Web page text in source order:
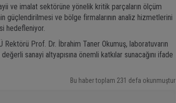
ve imalat sektörüne yönelik kritik parçaların ölçüm
güçlendirilmesi ve bölge firmalarının analiz hizmetlerini
hedefleniyor.
Prof. Dr. İbrahim Taner Okumuş, laboratuvarın
sanayi altyapısına önemli katkılar sunacağını ifade
Bu haber toplam 231 defa okunmuştur